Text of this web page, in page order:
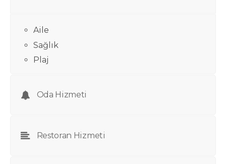
Aile
Sağlık
Plaj
Oda Hizmeti
Restoran Hizmeti